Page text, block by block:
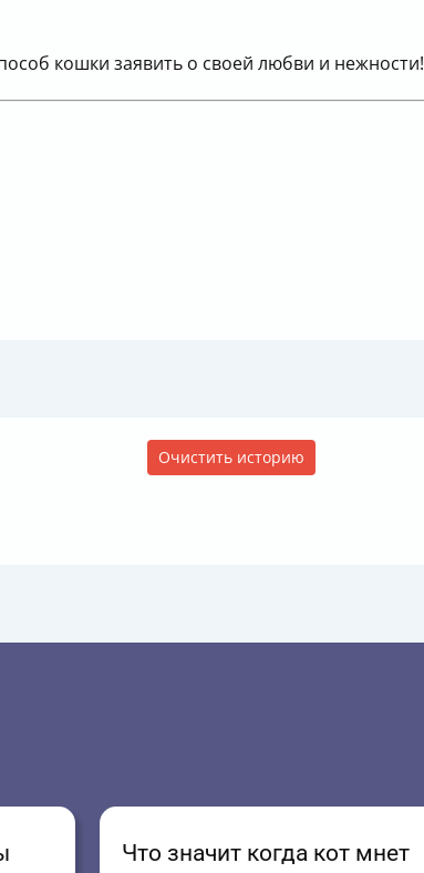
кошки заявить о своей любви и нежности!
Очистить историю
Что значит когда кот мнет